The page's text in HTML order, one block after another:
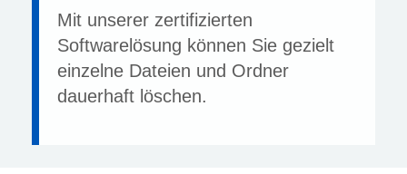
Mit unserer zertifizierten
Softwarelösung können Sie gezielt
einzelne Dateien und Ordner
dauerhaft löschen.